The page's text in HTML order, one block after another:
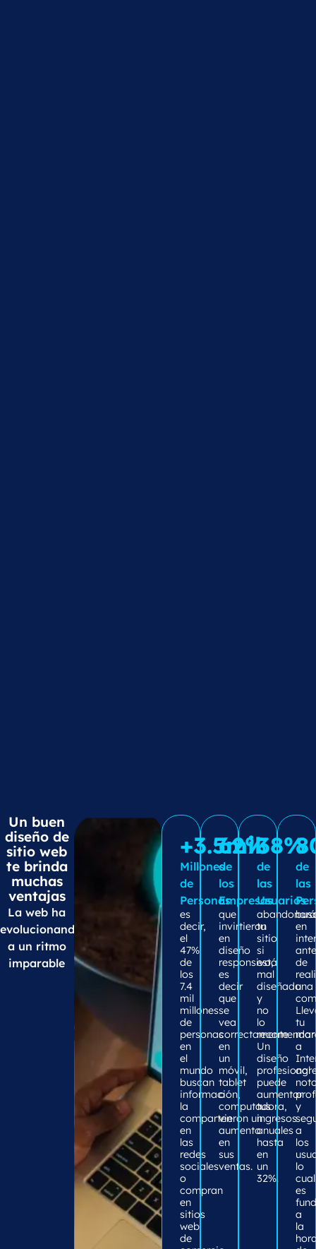
Un buen
diseño de
sitio web
te brinda
muchas
ventajas
La web ha
evolucionando
a un ritmo
imparable
+3.5mil
Millones
de
Personas
es
decir,
el
47%
de
los
7.4
mil
millones
de
personas
en
el
mundo
buscan
información,
la
comparten
en
las
redes
sociales
o
compran
en
sitios
web
de
62%
de
los
Empresas
que
invirtieron
en
diseño
responsivo,
es
decir
que
se
vea
correctamente
en
un
móvil,
tablet
o
computadora,
vieron un
aumento
en
sus
ventas.
38%
de
las
Usuarios
abandonará
tu
sitio
si
está
mal
diseñado
y
no
lo
Un
diseño
profesional
puede
aumentar
tus
ingresos
anuales
hasta
en
un
32%.
de
las
en
de
una
tu
a
y
a
los
lo
cual
es
a
la